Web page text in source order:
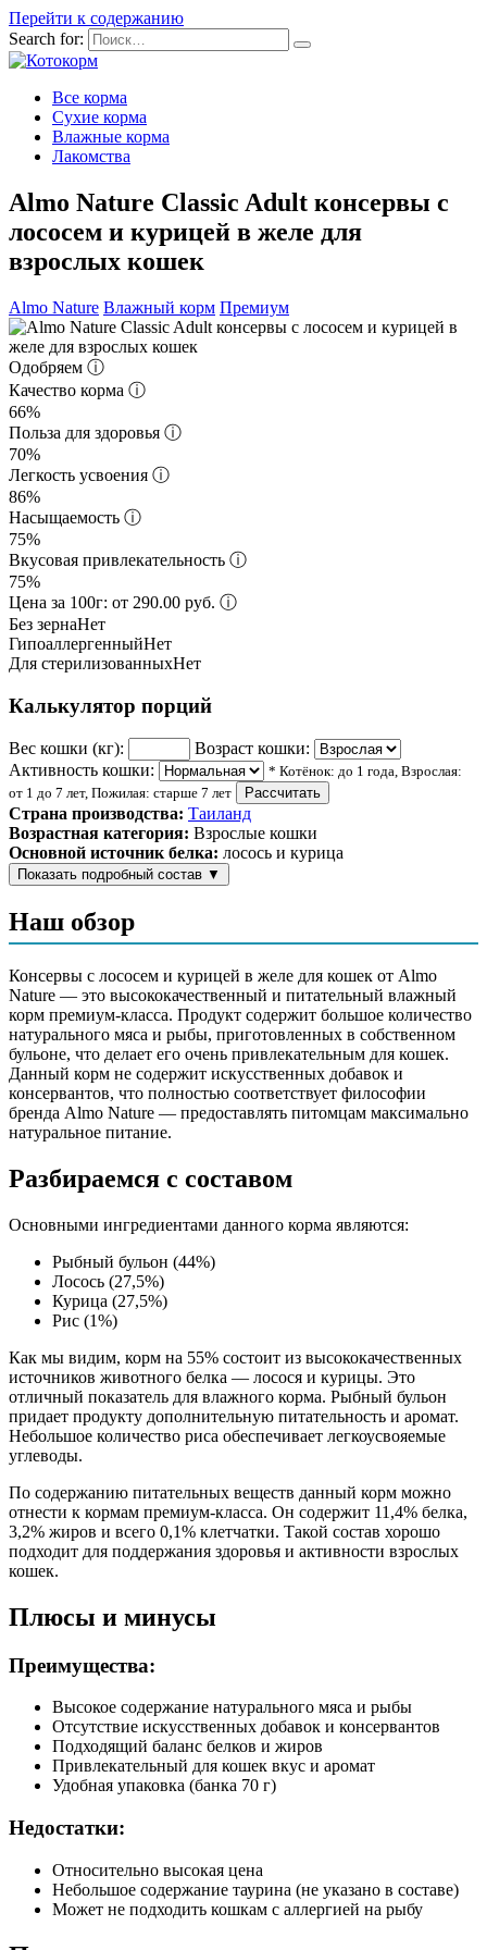
Перейти к содержанию
Search for:
Все корма
Сухие корма
Влажные корма
Лакомства
Almo Nature Classic Adult консервы с
лососем и курицей в желе для
взрослых кошек
Almo Nature Влажный корм Премиум
Одобряем ⓘ
Качество корма ⓘ
66%
Польза для здоровья ⓘ
70%
Легкость усвоения ⓘ
86%
Насыщаемость ⓘ
75%
Вкусовая привлекательность ⓘ
75%
Цена за 100г: от 290.00 руб. ⓘ
Без зернаНет
ГипоаллергенныйНет
Для стерилизованныхНет
Калькулятор порций
Вес кошки (кг):
Возраст кошки:
Активность кошки:
* Котёнок: до 1 года, Взрослая:
от 1 до 7 лет, Пожилая: старше 7 лет
Рассчитать
Страна производства: Таиланд
Возрастная категория: Взрослые кошки
Основной источник белка: лосось и курица
Показать подробный состав ▼
Состав корма
Аналитический состав
белки 11,4%, клетчатка 0,1%, жиры 3,2%, зола 0,7%, влага
82,9%
Дополнительные ингредиенты
Пищевая ценность
Белок (%)
11.4
Жир (%)
3.2
Клетчатка (%)
Зола (%)
Влага (%)
Калорийность (ккал/100г) 80
Наш обзор
Консервы с лососем и курицей в желе для кошек от Almo
Nature — это высококачественный и питательный влажный
корм премиум-класса. Продукт содержит большое количество
натурального мяса и рыбы, приготовленных в собственном
бульоне, что делает его очень привлекательным для кошек.
Данный корм не содержит искусственных добавок и
консервантов, что полностью соответствует философии
бренда Almo Nature — предоставлять питомцам максимально
натуральное питание.
Разбираемся с составом
Основными ингредиентами данного корма являются:
Рыбный бульон (44%)
Лосось (27,5%)
Курица (27,5%)
Рис (1%)
Как мы видим, корм на 55% состоит из высококачественных
источников животного белка — лосося и курицы. Это
отличный показатель для влажного корма. Рыбный бульон
придает продукту дополнительную питательность и аромат.
Небольшое количество риса обеспечивает легкоусвояемые
углеводы.
По содержанию питательных веществ данный корм можно
отнести к кормам премиум-класса. Он содержит 11,4% белка,
3,2% жиров и всего 0,1% клетчатки. Такой состав хорошо
подходит для поддержания здоровья и активности взрослых
кошек.
Плюсы и минусы
Преимущества:
Высокое содержание натурального мяса и рыбы
Отсутствие искусственных добавок и консервантов
Подходящий баланс белков и жиров
Привлекательный для кошек вкус и аромат
Удобная упаковка (банка 70 г)
Недостатки:
Относительно высокая цена
Небольшое содержание таурина (не указано в составе)
Может не подходить кошкам с аллергией на рыбу